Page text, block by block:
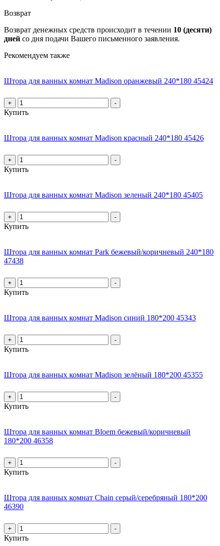
Возврат
Возврат денежных средств происходит в течении 10 (десяти)
дней со дня подачи Вашего письменного заявления.
Рекомендуем также
Штора для ванных комнат Madison оранжевый 240*180 45424
+ -
Купить
Штора для ванных комнат Madison красный 240*180 45426
+ -
Купить
Штора для ванных комнат Madison зеленый 240*180 45405
+ -
Купить
Штора для ванных комнат Park бежевый/коричневый 240*180
47438
+ -
Купить
Штора для ванных комнат Madison синий 180*200 45343
+ -
Купить
Штора для ванных комнат Madison зелёный 180*200 45355
+ -
Купить
Штора для ванных комнат Bloem бежевый/коричневый
180*200 46358
+ -
Купить
Штора для ванных комнат Chain серый/серебряный 180*200
46390
+ -
Купить